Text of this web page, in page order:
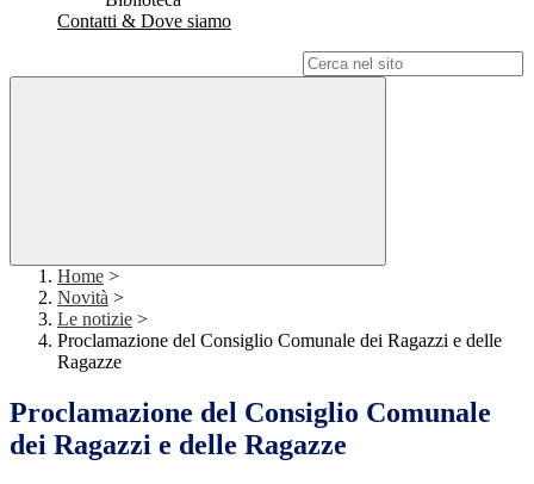
Contatti & Dove siamo
Home >
Novità >
Le notizie >
Proclamazione del Consiglio Comunale dei Ragazzi e delle
Ragazze
Proclamazione del Consiglio Comunale
dei Ragazzi e delle Ragazze